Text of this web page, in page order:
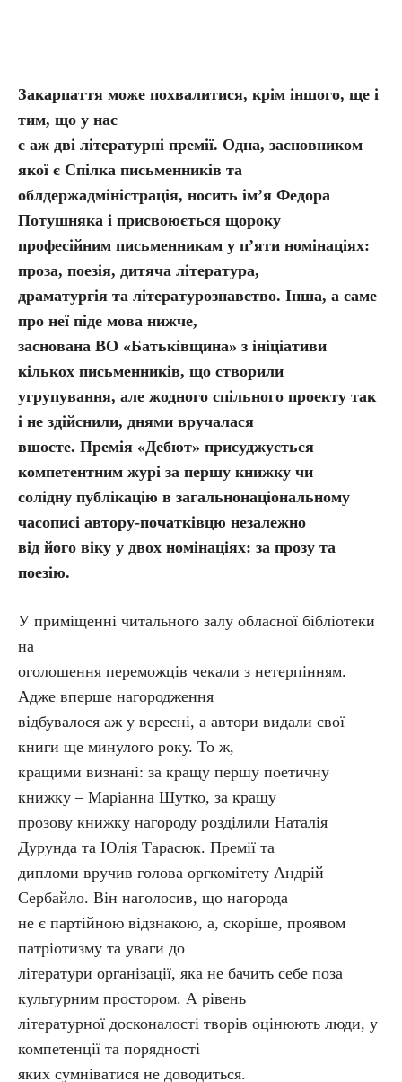
Закарпаття може похвалитися, крім іншого, ще і
тим, що у нас
є аж дві літературні премії. Одна, засновником
якої є Спілка письменників та
облдержадміністрація, носить ім’я Федора
Потушняка і присвоюється щороку
професійним письменникам у п’яти номінаціях:
проза, поезія, дитяча література,
драматургія та літературознавство. Інша, а саме
про неї піде мова нижче,
заснована ВО «Батьківщина» з ініціативи
кількох письменників, що створили
угрупування, але жодного спільного проекту так
і не здійснили, днями вручалася
вшосте. Премія «Дебют» присуджується
компетентним журі за першу книжку чи
солідну публікацію в загальнонаціональному
часописі автору-початківцю незалежно
від його віку у двох номінаціях: за прозу та
поезію.
У приміщенні читального залу обласної бібліотеки
на
оголошення переможців чекали з нетерпінням.
Адже вперше нагородження
відбувалося аж у вересні, а автори видали свої
книги ще минулого року. То ж,
кращими визнані: за кращу першу поетичну
книжку – Маріанна Шутко, за кращу
прозову книжку нагороду розділили Наталія
Дурунда та Юлія Тарасюк. Премії та
дипломи вручив голова оргкомітету Андрій
Сербайло. Він наголосив, що нагорода
не є партійною відзнакою, а, скоріше, проявом
патріотизму та уваги до
літератури організації, яка не бачить себе поза
культурним простором. А рівень
літературної досконалості творів оцінюють люди, у
компетенції та порядності
яких сумніватися не доводиться.